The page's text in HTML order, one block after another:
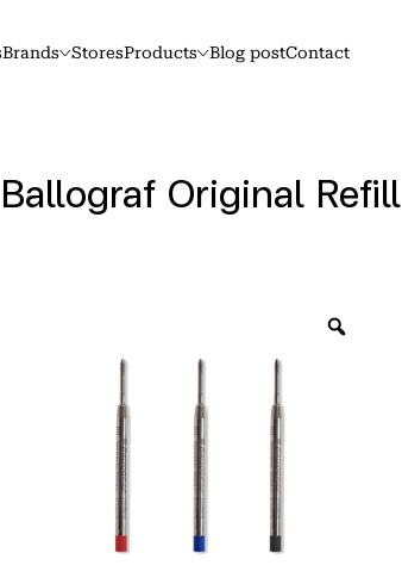
Brands StoresProducts Blog postContact
Ballograf Original Refill